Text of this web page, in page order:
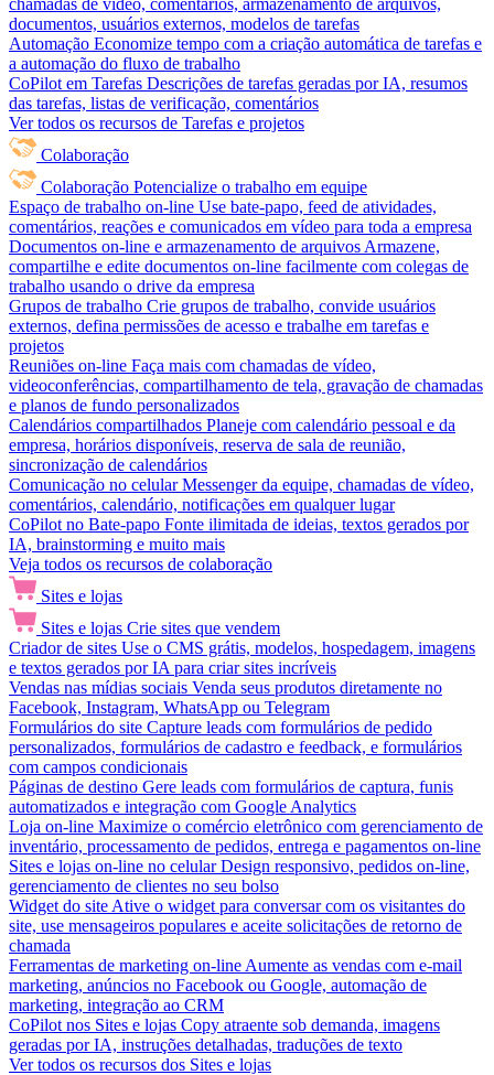
chamadas de vídeo, comentários, armazenamento de arquivos,
documentos, usuários externos, modelos de tarefas
Automação Economize tempo com a criação automática de tarefas e
a automação do fluxo de trabalho
CoPilot em Tarefas Descrições de tarefas geradas por IA, resumos
das tarefas, listas de verificação, comentários
Ver todos os recursos de Tarefas e projetos
Colaboração
Colaboração Potencialize o trabalho em equipe
Espaço de trabalho on-line Use bate-papo, feed de atividades,
comentários, reações e comunicados em vídeo para toda a empresa
Documentos on-line e armazenamento de arquivos Armazene,
compartilhe e edite documentos on-line facilmente com colegas de
trabalho usando o drive da empresa
Grupos de trabalho Crie grupos de trabalho, convide usuários
externos, defina permissões de acesso e trabalhe em tarefas e
projetos
Reuniões on-line Faça mais com chamadas de vídeo,
videoconferências, compartilhamento de tela, gravação de chamadas
e planos de fundo personalizados
Calendários compartilhados Planeje com calendário pessoal e da
empresa, horários disponíveis, reserva de sala de reunião,
sincronização de calendários
Comunicação no celular Messenger da equipe, chamadas de vídeo,
comentários, calendário, notificações em qualquer lugar
CoPilot no Bate-papo Fonte ilimitada de ideias, textos gerados por
IA, brainstorming e muito mais
Veja todos os recursos de colaboração
Sites e lojas
Sites e lojas Crie sites que vendem
Criador de sites Use o CMS grátis, modelos, hospedagem, imagens
e textos gerados por IA para criar sites incríveis
Vendas nas mídias sociais Venda seus produtos diretamente no
Facebook, Instagram, WhatsApp ou Telegram
Formulários do site Capture leads com formulários de pedido
personalizados, formulários de cadastro e feedback, e formulários
com campos condicionais
Páginas de destino Gere leads com formulários de captura, funis
automatizados e integração com Google Analytics
Loja on-line Maximize o comércio eletrônico com gerenciamento de
inventário, processamento de pedidos, entrega e pagamentos on-line
Sites e lojas on-line no celular Design responsivo, pedidos on-line,
gerenciamento de clientes no seu bolso
Widget do site Ative o widget para conversar com os visitantes do
site, use mensageiros populares e aceite solicitações de retorno de
chamada
Ferramentas de marketing on-line Aumente as vendas com e-mail
marketing, anúncios no Facebook ou Google, automação de
marketing, integração ao CRM
CoPilot nos Sites e lojas Copy atraente sob demanda, imagens
geradas por IA, instruções detalhadas, traduções de texto
Ver todos os recursos dos Sites e lojas